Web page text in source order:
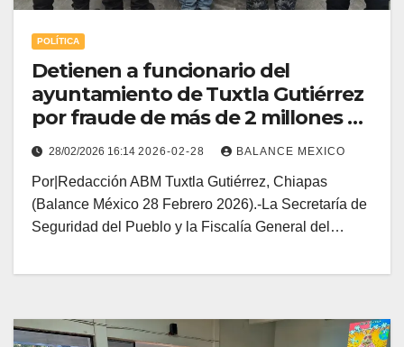
POLÍTICA
Detienen a funcionario del
ayuntamiento de Tuxtla Gutiérrez
por fraude de más de 2 millones de
pesos
28/02/2026 16:14 2026-02-28 BALANCE MEXICO
Por|Redacción ABM Tuxtla Gutiérrez, Chiapas
(Balance México 28 Febrero 2026).-La Secretaría de
Seguridad del Pueblo y la Fiscalía General del…